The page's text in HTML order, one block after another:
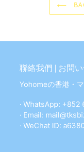
聯絡我們 | お問
Yohomeの香港・
· WhatsApp: +852
· Email:
· WeChat ID: